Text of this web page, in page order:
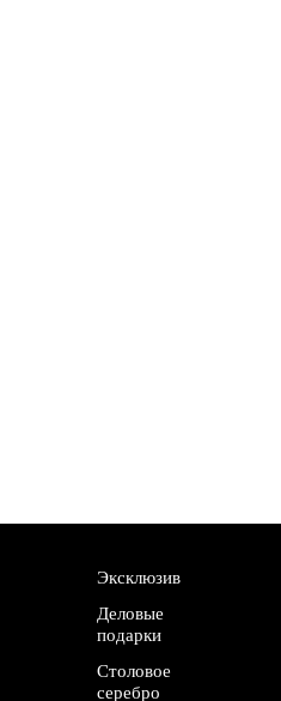
Эксклюзив
Деловые
подарки
Столовое
серебро